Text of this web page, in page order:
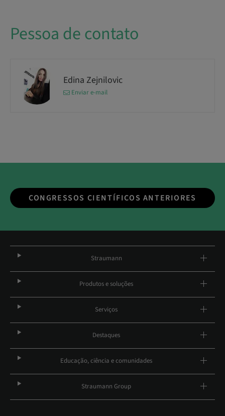
Pessoa de contato
Edina Zejnilovic
Enviar e-mail
CONGRESSOS CIENTÍFICOS ANTERIORES
Straumann
Produtos e soluções
Serviços
Destaques
Educação, ciência e comunidades
Straumann Group